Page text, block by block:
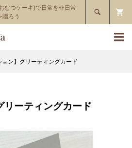
むつケーキ)で日常を非日常
ろう


ョン】グリーティングカード
リーティングカード